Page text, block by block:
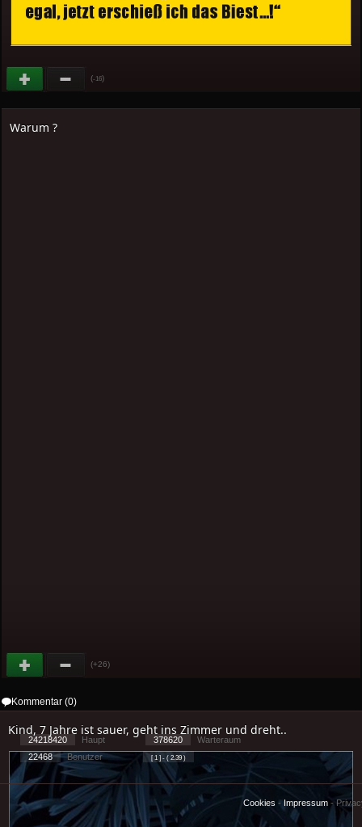
(-16)
Warum ?
(+26)
Kommentar (0)
Kind, 7 Jahre ist sauer, geht ins Zimmer und dreht..
24218420 Haupt 378620
Warteraum
22468
Benutzer [ 1 ] - ( 2.39 )
Cookies -Impressum -